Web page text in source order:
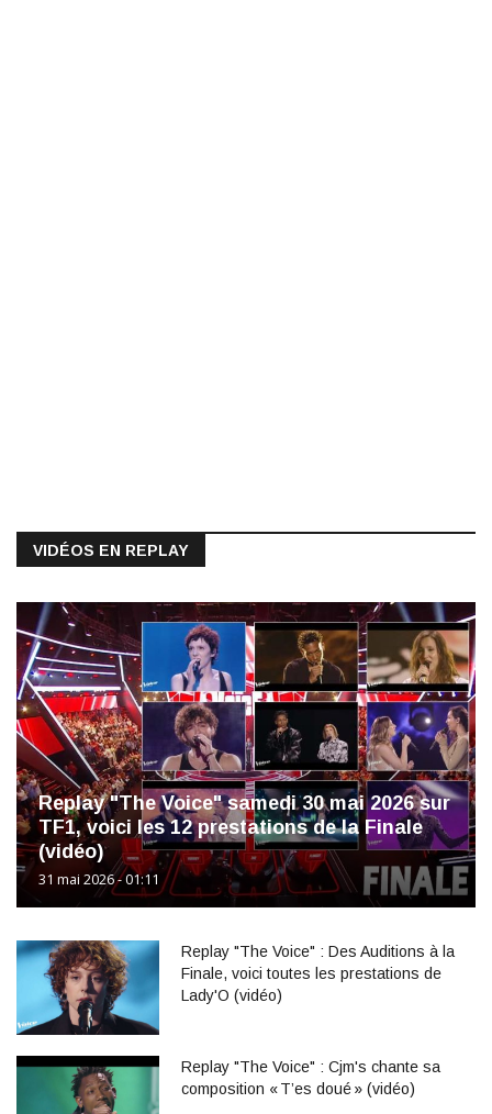
VIDÉOS EN REPLAY
Replay "The Voice" samedi 30 mai 2026 sur
TF1, voici les 12 prestations de la Finale
(vidéo)
31 mai 2026 - 01:11
Replay "The Voice" : Des Auditions à la
Finale, voici toutes les prestations de
Lady'O (vidéo)
Replay "The Voice" : Cjm's chante sa
composition « T’es doué » (vidéo)